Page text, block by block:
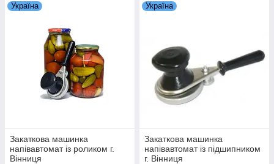
Україна
Закаткова машинка
напівавтомат із роликом г.
Вінниця
Україна
Закаткова машинка
напівавтомат із підшипником
г. Вінниця